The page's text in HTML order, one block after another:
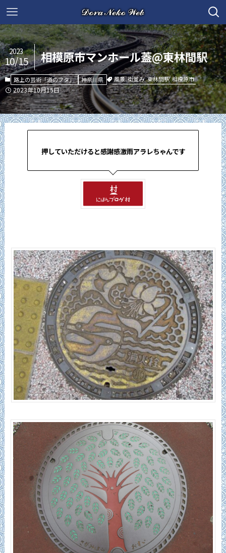
相模原市マンホール蓋@東林間駅
2023
10/15
路上の芸術「道のフタ」 神奈川県 風景 街並み 東林間駅 相模原市
2023年10月15日
押していただけると感謝感激雨アラレちゃんです